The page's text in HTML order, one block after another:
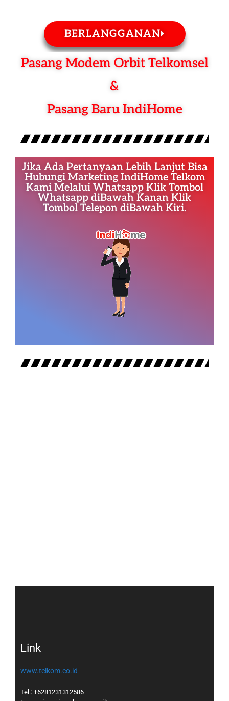
BERLANGGANAN
Pasang Modem Orbit Telkomsel
&
Pasang Baru IndiHome
Jika Ada Pertanyaan Lebih Lanjut Bisa
Hubungi Marketing IndiHome Telkom
Kami Melalui Whatsapp Klik Tombol
Whatsapp diBawah Kanan Klik
Tombol Telepon diBawah Kiri.
Link
www.telkom.co.id
Tel.: +6281231312586